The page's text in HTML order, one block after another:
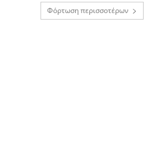
Φόρτωση περισσοτέρων